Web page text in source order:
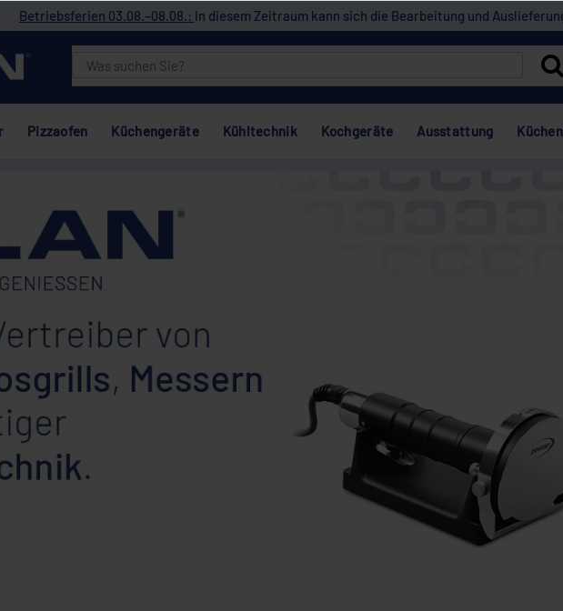
Betriebsferien 03.08.–08.08.: In diesem Zeitraum kann sich die Bearbeitung und
Pizzaofen Küchengeräte Kühltechnik Kochgeräte Ausstattung